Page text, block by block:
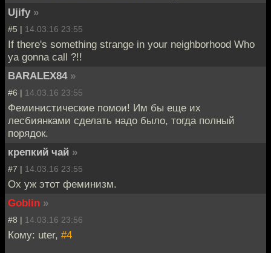
Ujify »
#5 | 14.03.16 23:55
If there's something strange in your neighborhood Who
ya gonna call ?!!
BARALEX84 »
#6 | 14.03.16 23:55
Феминистические помои! Им бы еще их
лесбиянками сделать надо было, тогда полный
порядок.
крепкий чай »
#7 | 14.03.16 23:55
Ох уж этот феминизм.
Goblin »
#8 | 14.03.16 23:56
Кому: uter, #4